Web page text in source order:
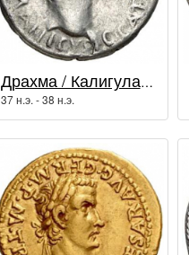
Драхма / Калигула (37 - 41 гг.)
37 н.э. - 38 н.э.